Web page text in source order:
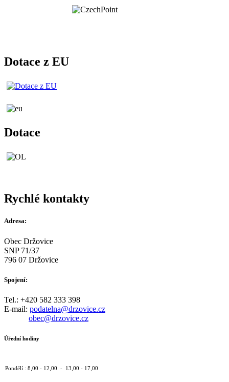
Dotace z EU
Dotace
Rychlé kontakty
Adresa:
Obec Držovice
SNP 71/37
796 07 Držovice
Spojení:
Tel.: +420 582 333 398
E-mail: podatelna@drzovice.cz
obec@drzovice.cz
Úřední hodiny
Pondělí : 8,00 - 12,00 - 13,00 - 17,00